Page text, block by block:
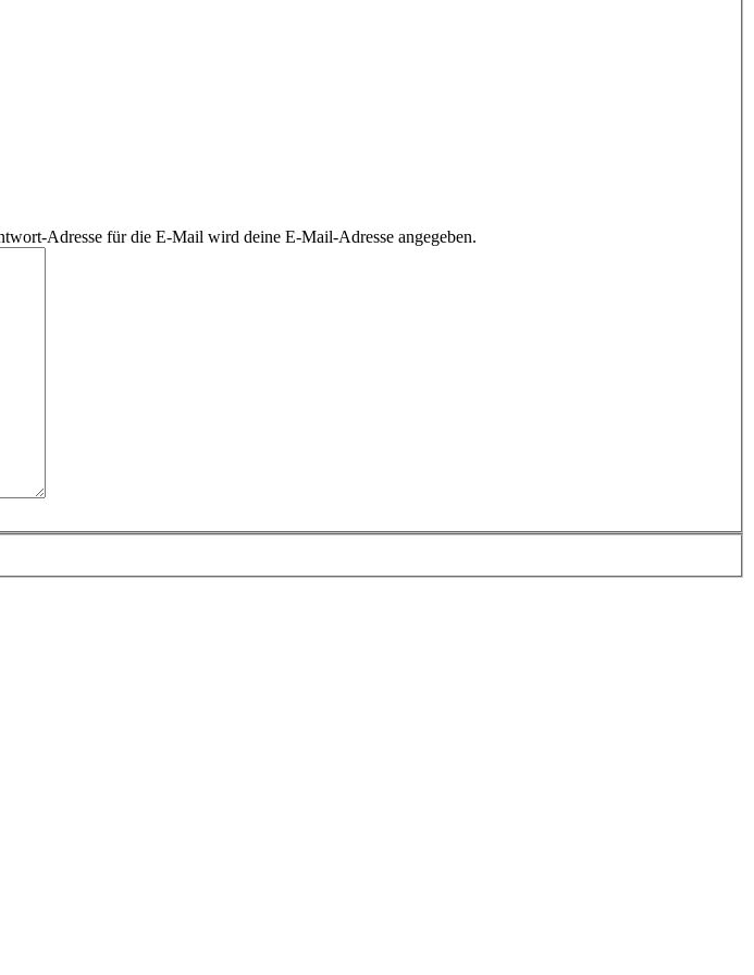
Adresse für die E-Mail wird deine E-Mail-Adresse angegeben.